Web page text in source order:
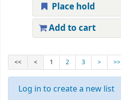
Place hold
Add to cart
<< < 1 2 3 > >>
Log in to create a new list